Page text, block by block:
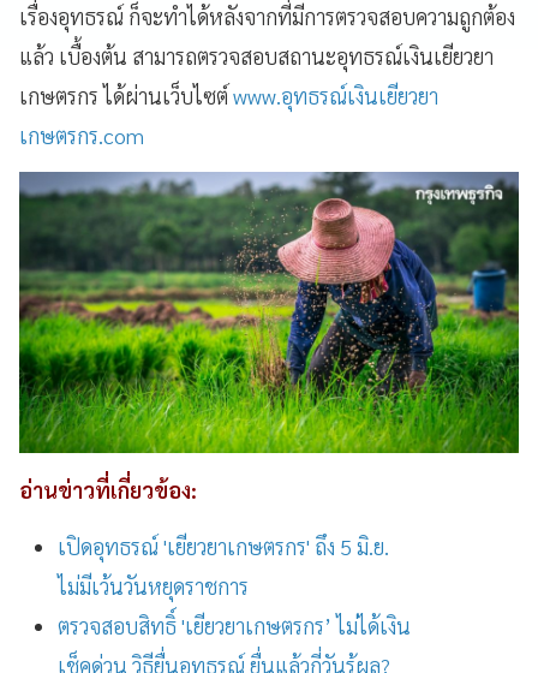
เรื่องอุทธรณ์ ก็จะทำได้หลังจากที่มีการตรวจสอบความถูกต้อง
แล้ว เบื้องต้น สามารถตรวจสอบสถานะอุทธรณ์เงินเยียวยา
เกษตรกร ได้ผ่านเว็บไซต์ www.อุทธรณ์เงินเยียวยา
เกษตรกร.com
อ่านข่าวที่เกี่ยวข้อง:
เปิดอุทธรณ์ 'เยียวยาเกษตรกร' ถึง 5 มิ.ย.
ไม่มีเว้นวันหยุดราชการ
ตรวจสอบสิทธิ์ 'เยียวยาเกษตรกร’ ไม่ได้เงิน
เช็คด่วน วิธียื่นอุทธรณ์ ยื่นแล้วกี่วันรู้ผล​?